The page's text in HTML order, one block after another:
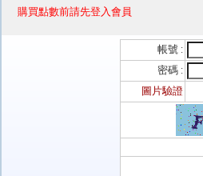
購買點數前請先登入會員
帳號 :
密碼 :
圖片驗證